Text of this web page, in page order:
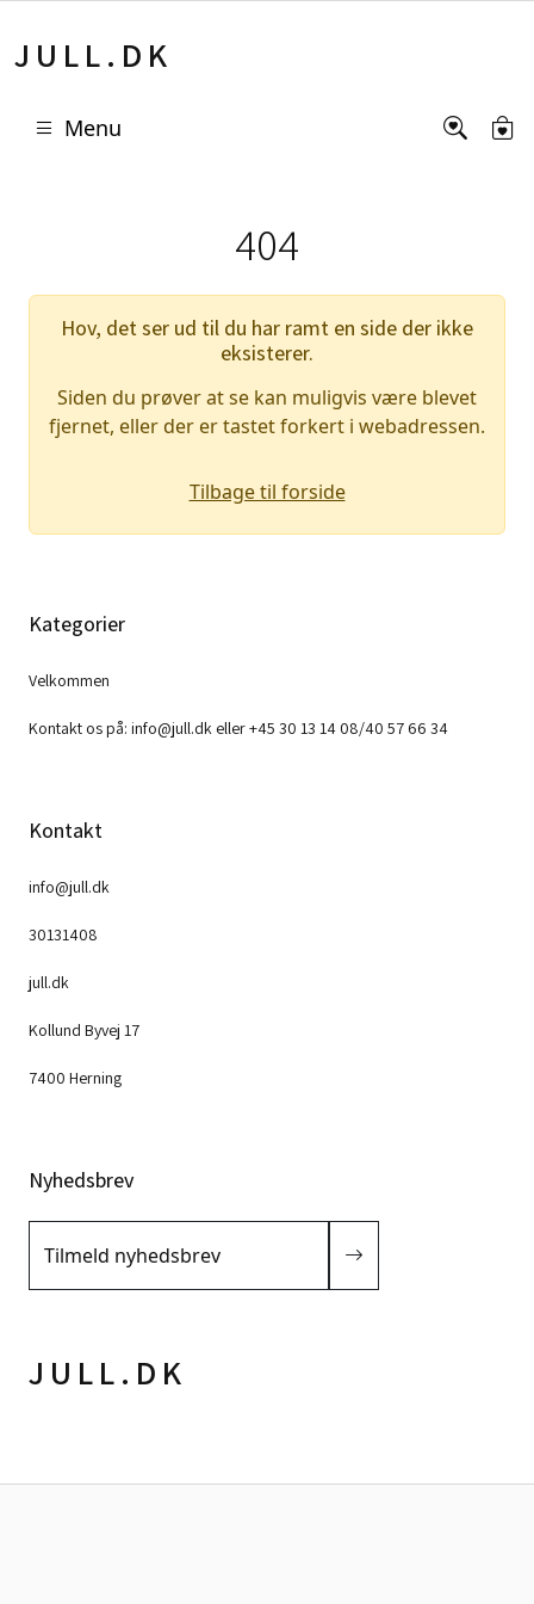
JULL.DK
Menu
404
Hov, det ser ud til du har ramt en side der ikke
eksisterer.
Siden du prøver at se kan muligvis være blevet
fjernet, eller der er tastet forkert i webadressen.
Tilbage til forside
Kategorier
Velkommen
Kontakt os på: info@jull.dk eller +45 30 13 14 08/40 57 66 34
Kontakt
info@jull.dk
30131408
jull.dk
Kollund Byvej 17
7400 Herning
Nyhedsbrev
Tilmeld nyhedsbrev
JULL.DK